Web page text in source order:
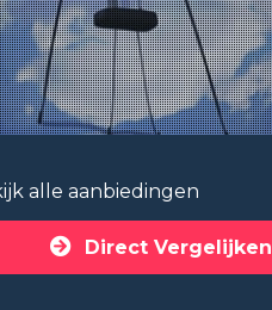
alle aanbiedingen
Direct Vergelijken